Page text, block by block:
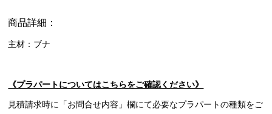
商品詳細：
主材：ブナ
《プラパートについてはこちらをご確認ください》
見積請求時に「お問合せ内容」欄にて必要なプラパートの種類をご